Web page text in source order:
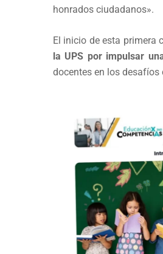
honrados ciudadanos».
El inicio de esta primera
la UPS por impulsar
docentes en los